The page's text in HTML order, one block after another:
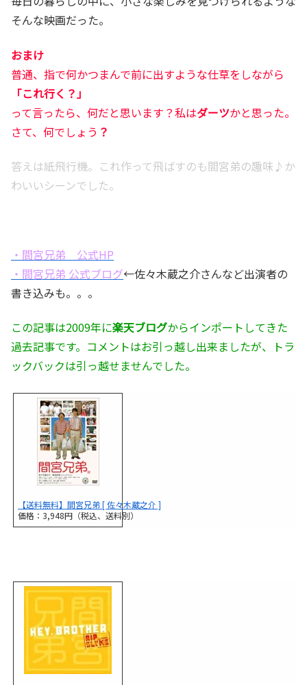
そんな映画だった。
おまけ
普通、指で何かつまんで前に出すような仕草をしながら
「これ行く？」
って言ったら、何だと思います？私はダーツかと思った。
さて、何でしょう ？
答えは紙飛行機。これ作って飛ばすのも間宮弟の趣味♪か
わいいシーンでした。
・間宮兄弟 公式HP
・間宮兄弟 公式ブログ←佐々木蔵之介さんなど出演者の
書き込みも。。。
この記事は2009年に楽天ブログからインポートしてきた
過去記事です。コメントはお引っ越し出来ましたが、トラ
ックバックは引っ越せませんでした。
【送料無料】間宮兄弟 [ 佐々木蔵之介 ]
価格：3,948円（税込、送料別）